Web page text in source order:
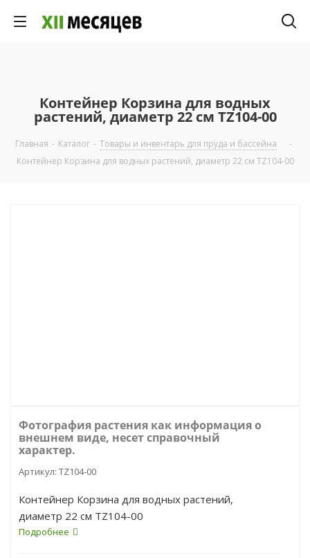
Контейнер Корзина для водных
растений, диаметр 22 см TZ104-00
Главная - Каталог - Товары и инвентарь для пруда и бассейна
-
Контейнер Корзина для водных растений, диаметр 22 см TZ104-00
Фотография растения как информация о
внешнем виде, несет справочный
характер.
Артикул: TZ104-00
Контейнер Корзина для водных растений,
диаметр 22 см TZ104-00
Подробнее